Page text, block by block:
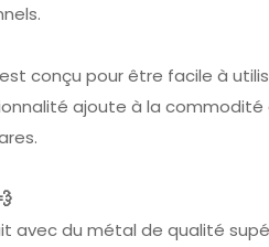
conçu pour être facile à
ajoute à la commodité
avec du métal de qualité